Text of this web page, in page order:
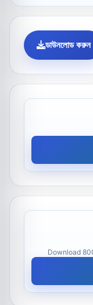
ডাউনলোড করুন
Download